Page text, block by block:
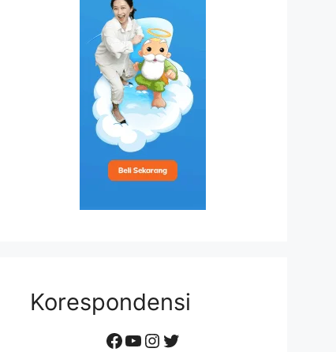
Korespondensi
Facebook
YouTube
Instagram
Twitter